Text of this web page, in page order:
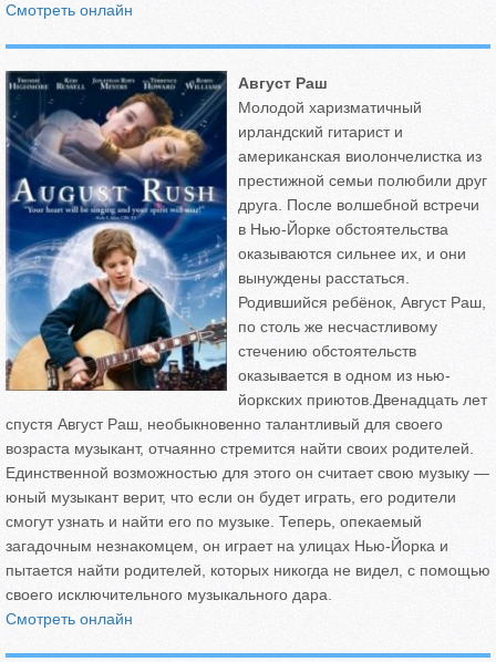
Смотреть онлайн
Август Раш
Молодой харизматичный
ирландский гитарист и
американская виолончелистка из
престижной семьи полюбили друг
друга. После волшебной встречи
в Нью-Йорке обстоятельства
оказываются сильнее их, и они
вынуждены расстаться.
Родившийся ребёнок, Август Раш,
по столь же несчастливому
стечению обстоятельств
оказывается в одном из нью-
йоркских приютов.Двенадцать лет
спустя Август Раш, необыкновенно талантливый для своего
возраста музыкант, отчаянно стремится найти своих родителей.
Единственной возможностью для этого он считает свою музыку —
юный музыкант верит, что если он будет играть, его родители
смогут узнать и найти его по музыке. Теперь, опекаемый
загадочным незнакомцем, он играет на улицах Нью-Йорка и
пытается найти родителей, которых никогда не видел, с помощью
своего исключительного музыкального дара.
Смотреть онлайн